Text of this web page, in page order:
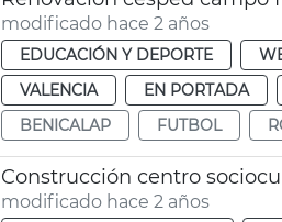
modificado hace 2 años
EDUCACIÓN Y DEPORTE
VALENCIA
EN PORTADA
BENICALAP
FUTBOL
Construcción centro
modificado hace 2 años